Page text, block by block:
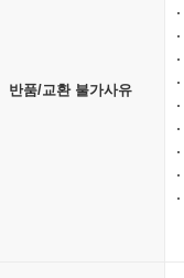
반품/교환 불가사유